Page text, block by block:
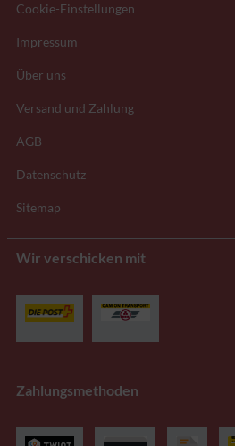
Cookie-Einstellungen
Impressum
Über uns
Versand und Zahlung
AGB
Datenschutz
Sitemap
Wir verschicken mit
Zahlungsmethoden